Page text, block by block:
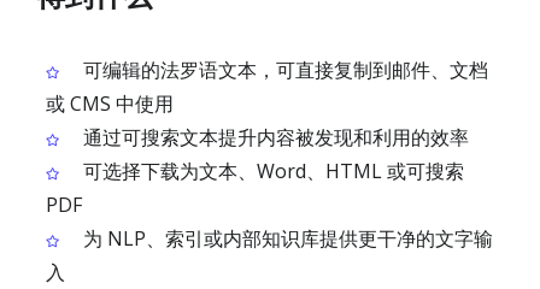
可编辑的法罗语文本，可直接复制到邮件、文档
或 CMS 中使用
通过可搜索文本提升内容被发现和利用的效率
可选择下载为文本、Word、HTML 或可搜索
PDF
为 NLP、索引或内部知识库提供更干净的文字输
入